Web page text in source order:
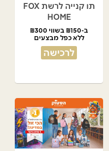
תו קנייה לרשת FOX
HOME
ב-₪150 בשווי ₪300
ללא כפל מבצעים
לרכישה